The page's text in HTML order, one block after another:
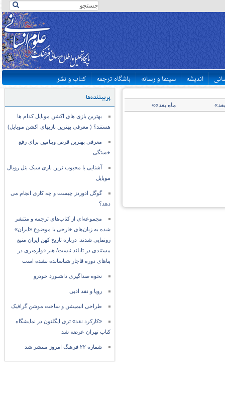
اندیشه سینما و رسانه باشگاه ترجمه کتاب و نشر
پربیننده‌ها
بهترین بازی های اکشن موبایل کدام ها
هستند؟ ( معرفی بهترین بازیهای اکشن موبایل)
معرفی بهترین قرص ویتامین برای رفع
خستگی
آشنایی با محبوب ترین بازی سبک بتل رویال
موبایل
گوگل ادوردز چیست و چه کاری انجام می
دهد؟
مجموعه‌ای از کتاب‌های ترجمه و منتشر
شده به زبان‌های خارجی با موضوع «ایران»
رونمایی شدند: درباره تاریخ کهن ایران منبع
مستندی در تایلند نیست/ هنر قواره‌بری در
بناهای دوره قاجار شناسانده نشده است
نحوه صداگیری داشبورد خودرو
رویا و نقد ادبی
طراحی انیمیشن و ساخت موشن گرافیک
«کارکرد نقد» تری ایگلتون در نمایشگاه
کتاب تهران عرضه شد
شماره ۲۲ فرهنگ امروز منتشر شد
ماه بعد»»